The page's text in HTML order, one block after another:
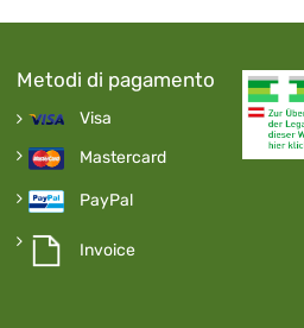
Metodi di pagamento
Visa
Mastercard
PayPal
Invoice